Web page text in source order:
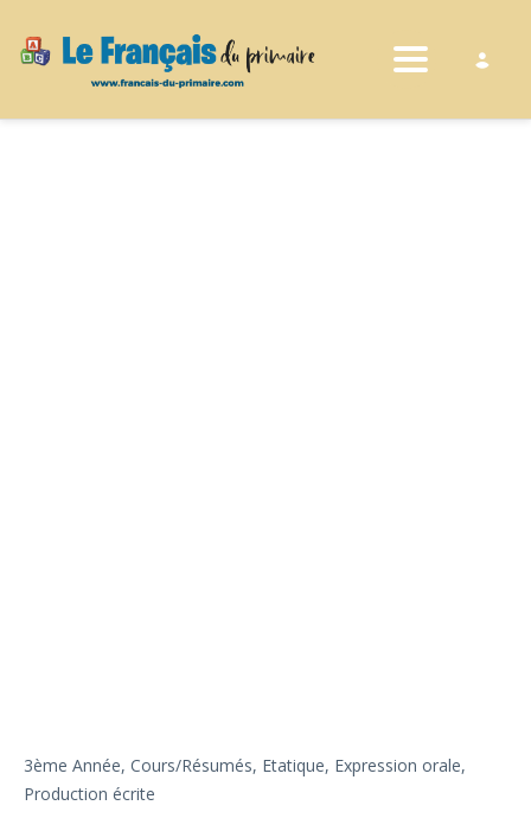
Toggle
3ème Année, Cours/Résumés, Etatique, Expression orale,
Production écrite